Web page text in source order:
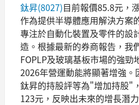
鈦昇(8027)目前報價85.8元，
作為提供半導體應用解決方案
專注於自動化裝置及零件的設
造。根據最新的券商報告，我
FOPLP及玻璃基板市場的強勁
2026年營運動能將顯著增強。
鈦昇的持股評等為"增加持股"
123元，反映出未來的增長潛力